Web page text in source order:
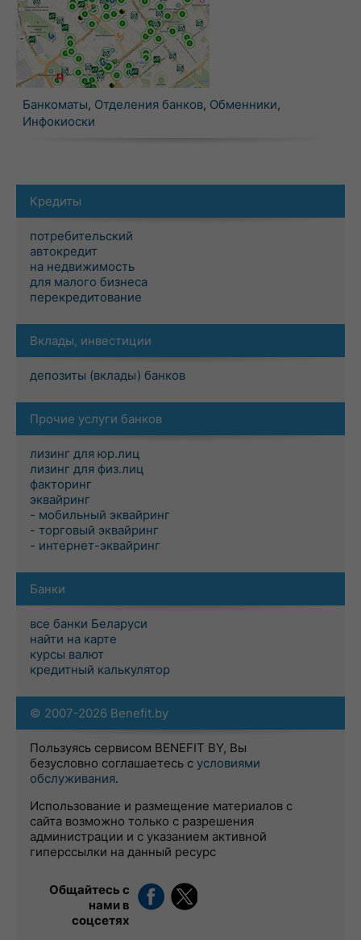
Банкоматы, Отделения банков, Обменники,
Инфокиоски
Кредиты
потребительский
автокредит
на недвижимость
для малого бизнеса
перекредитование
Вклады, инвестиции
депозиты (вклады) банков
Прочие услуги банков
лизинг для юр.лиц
лизинг для физ.лиц
факторинг
эквайринг
- мобильный эквайринг
- торговый эквайринг
- интернет-эквайринг
Банки
все банки Беларуси
найти на карте
курсы валют
кредитный калькулятор
© 2007-2026 Benefit.by
Пользуясь сервисом BENEFIT BY, Вы
безусловно соглашаетесь с условиями
обслуживания.
Использование и размещение материалов с
сайта возможно только с разрешения
администрации и с указанием активной
гиперссылки на данный ресурс
Общайтесь с
нами в
соцсетях